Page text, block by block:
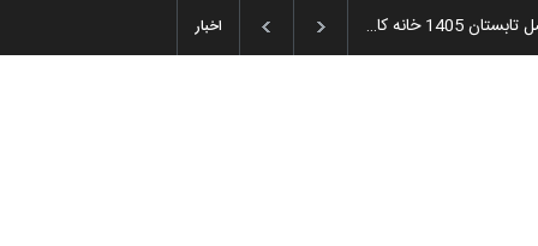
اخبار
آغاز دوره‌های تخصصی فصل تابستان 1405 خانه کا… و اهدای جوایز سوم…